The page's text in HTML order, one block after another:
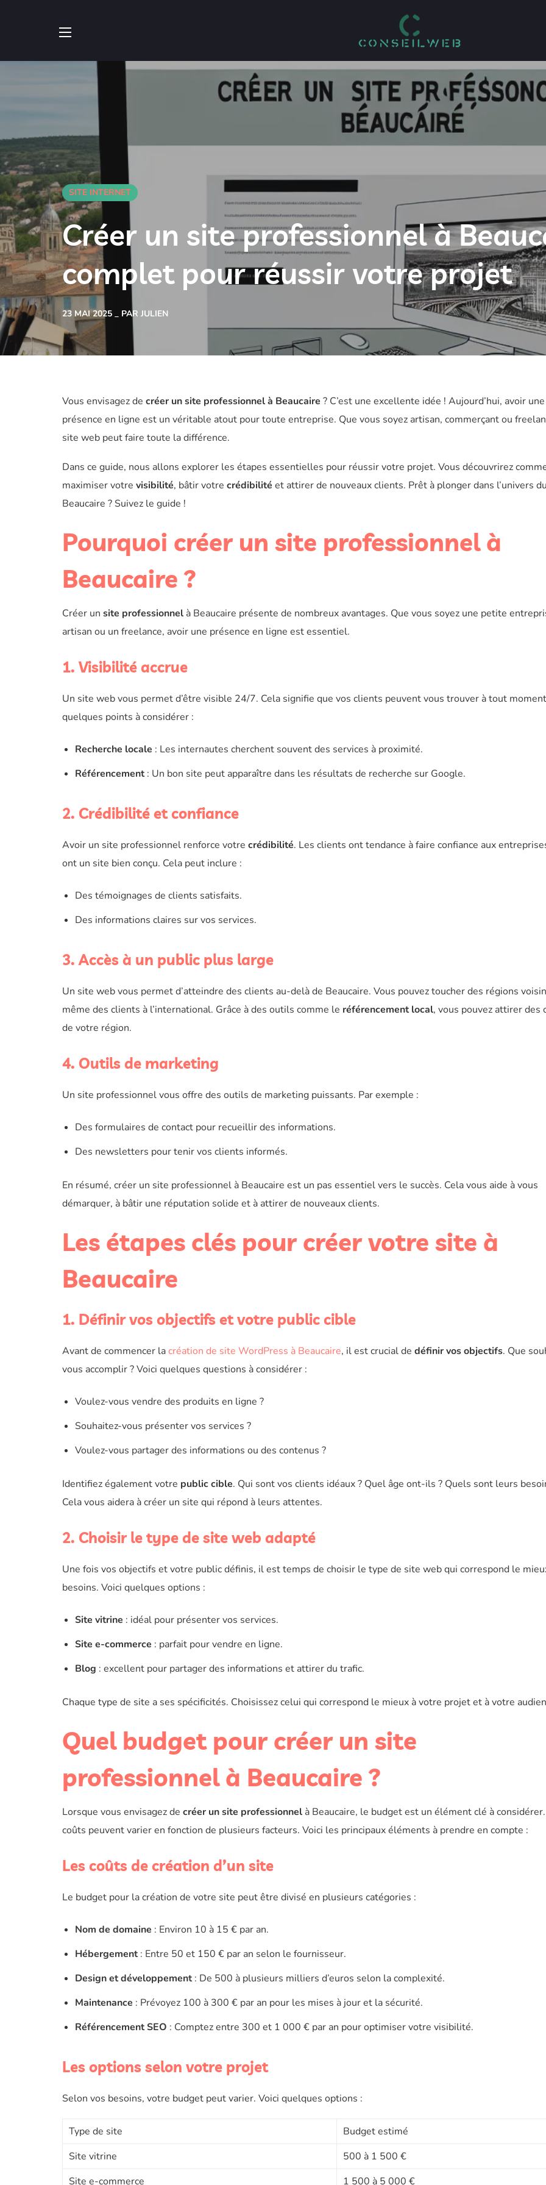
SITE INTERNET
Créer un site professionnel à
complet pour réussir votre projet
23 MAI 2025 PAR JULIEN
Vous envisagez de créer un site professionnel à Beaucaire ? C’est une excellente idée ! Aujourd’hui, avoir une
présence en ligne est un véritable atout pour toute entreprise. Que vous soyez artisan, commerçant ou
site web peut faire toute la différence.
Dans ce guide, nous allons explorer les étapes essentielles pour réussir votre projet. Vous découvrirez
maximiser votre visibilité, bâtir votre crédibilité et attirer de nouveaux clients. Prêt à plonger dans l’univers
Beaucaire ? Suivez le guide !
Pourquoi créer un site professionnel à
Beaucaire ?
Créer un site professionnel à Beaucaire présente de nombreux avantages. Que vous soyez une petite
artisan ou un freelance, avoir une présence en ligne est essentiel.
1. Visibilité accrue
Un site web vous permet d’être visible 24/7. Cela signifie que vos clients peuvent vous trouver à tout
quelques points à considérer :
Recherche locale : Les internautes cherchent souvent des services à proximité.
Référencement: Un bon site peut apparaître dans les résultats de recherche sur Google.
2. Crédibilité et confiance
Avoir un site professionnel renforce votre crédibilité. Les clients ont tendance à faire confiance aux
ont un site bien conçu. Cela peut inclure :
Des témoignages de clients satisfaits.
Des informations claires sur vos services.
3. Accès à un public plus large
Un site web vous permet d’atteindre des clients au-delà de Beaucaire. Vous pouvez toucher des régions
même des clients à l’international. Grâce à des outils comme le référencement local, vous pouvez attirer des
de votre région.
4. Outils de marketing
Un site professionnel vous offre des outils de marketing puissants. Par exemple :
Des formulaires de contact pour recueillir des informations.
Des newsletters pour tenir vos clients informés.
En résumé, créer un site professionnel à Beaucaire est un pas essentiel vers le succès. Cela vous aide à vous
démarquer, à bâtir une réputation solide et à attirer de nouveaux clients.
Les étapes clés pour créer votre site à
Beaucaire
1. Définir vos objectifs et votre public cible
Avant de commencer lacréation de site WordPress à Beaucaire, il est crucial de définir vos objectifs. Que
vous accomplir ? Voici quelques questions à considérer :
Voulez-vous vendre des produits en ligne ?
Souhaitez-vous présenter vos services ?
Voulez-vous partager des informations ou des contenus ?
Identifiez également votre public cible. Qui sont vos clients idéaux ? Quel âge ont-ils ? Quels sont leurs
Cela vous aidera à créer un site qui répond à leurs attentes.
2. Choisir le type de site web adapté
Une fois vos objectifs et votre public définis, il est temps de choisir le type de site web qui correspond le
besoins. Voici quelques options :
Site vitrine : idéal pour présenter vos services.
Site e-commerce : parfait pour vendre en ligne.
Blog : excellent pour partager des informations et attirer du trafic.
Chaque type de site a ses spécificités. Choisissez celui qui correspond le mieux à votre projet et à votre
Quel budget pour créer un site
professionnel à Beaucaire ?
Lorsque vous envisagez de créer un site professionnel à Beaucaire, le budget est un élément clé à
coûts peuvent varier en fonction de plusieurs facteurs. Voici les principaux éléments à prendre en compte :
Les coûts de création d’un site
Le budget pour la création de votre site peut être divisé en plusieurs catégories :
Nom de domaine : Environ 10 à 15 € par an.
Hébergement: Entre 50 et 150 € par an selon le fournisseur.
Design et développement: De 500 à plusieurs milliers d’euros selon la complexité.
Maintenance : Prévoyez 100 à 300 € par an pour les mises à jour et la sécurité.
Référencement SEO : Comptez entre 300 et 1 000 € par an pour optimiser votre visibilité.
Les options selon votre projet
Selon vos besoins, votre budget peut varier. Voici quelques options :
Type de site
Budget estimé
Site vitrine
500 à 1 500 €
Site e-commerce
1 500 à 5 000 €